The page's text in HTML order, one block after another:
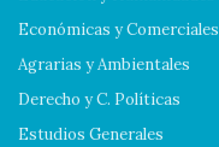
Económicas y Comerciales
Agrarias y Ambientales
Derecho y C. Políticas
Estudios Generales